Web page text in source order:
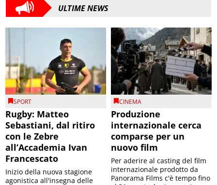
ULTIME NEWS
SPORT
Rugby: Matteo
Sebastiani, dal ritiro
con le Zebre
all’Accademia Ivan
Francescato
Inizio della nuova stagione
agonistica all'insegna delle
CINEMA
Produzione
internazionale cerca
comparse per un
nuovo film
Per aderire al casting del film
internazionale prodotto da
Panorama Films c'è tempo fino